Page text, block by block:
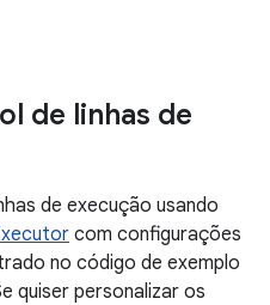
de linhas de
de execução usando
com configurações
no código de exemplo
quiser personalizar os